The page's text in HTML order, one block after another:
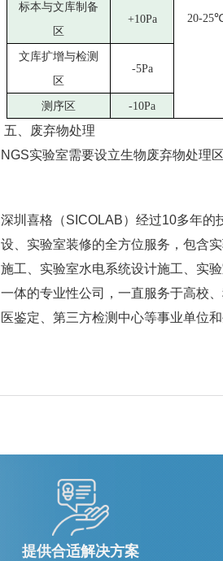
20-
标本与文库制备
区
+10Pa
文库扩增与检测
区
-5Pa
测序区 -10Pa
五、废弃物处理
NGS实验室需要设立生物废弃物处理
深圳喜格（SICOLAB）经过10多年的
设、实验室装修的全方位服务，包含
施工、实验室水电系统设计施工、实
一体的专业性公司，一直服务于高校
医鉴定、第三方检测中心等事业单位
提供合适解决方案